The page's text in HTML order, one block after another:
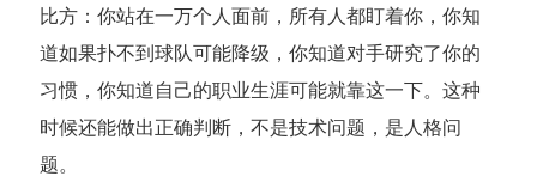
比方：你站在一万个人面前，所有人都盯着你，你知
道如果扑不到球队可能降级，你知道对手研究了你的
习惯，你知道自己的职业生涯可能就靠这一下。这种
时候还能做出正确判断，不是技术问题，是人格问
题。